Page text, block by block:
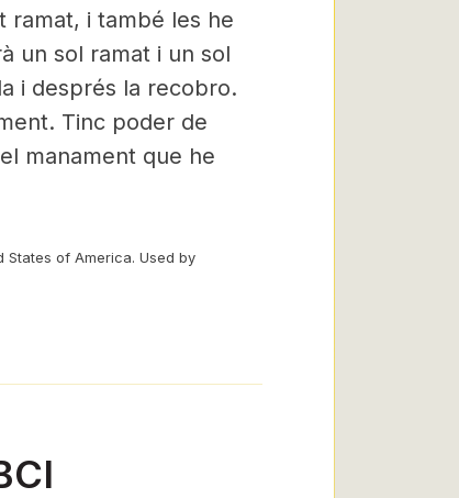
ramat, i també les he
un sol ramat i un sol
i després la recobro.
Tinc poder de
manament que he
of America. Used by